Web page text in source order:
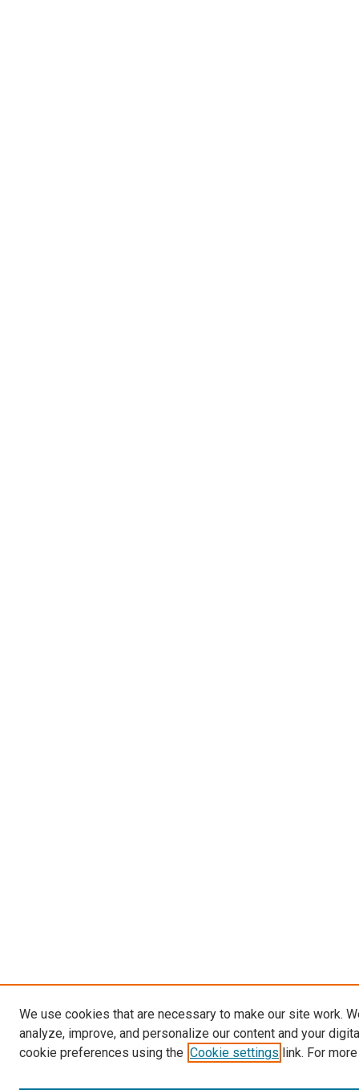
We use cookies that are necessary to make our site work.
analyze, improve, and personalize our content and your
cookie preferences using the Cookie settings link. For